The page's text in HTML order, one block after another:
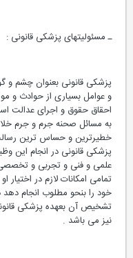
ـ مسئولیتهای پزشکی قانونی :
پزشکی قانونی بعنوان چشم و
و عوامل بسیاری از حوادث و
احقاق حقوق و اجرای عدالت
به مسائل صحنه جرم و جرم
خطیرترین و حساس ترین رسالت
پزشکی قانونی در انجام این
علمی و فنی و تجربی و تخصصی و
تمامی امکانات لازم در اختیار
خود را بنحو مطلوب انجام
تشخیص آن بعهده پزشکی قانونی
نیز می باشد .